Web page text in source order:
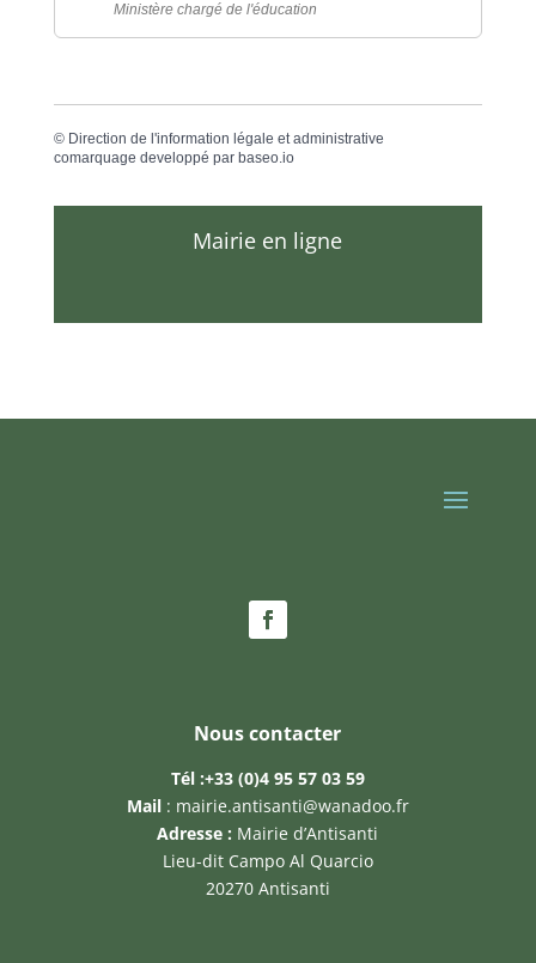
Ministère chargé de l'éducation
© Direction de l'information légale et administrative
comarquage developpé par baseo.io
Mairie en ligne
Nous contacter
Tél :+33 (0)4 95 57 03 59
Mail: mairie.antisanti@wanadoo.fr
Adresse : Mairie d’Antisanti
Lieu-dit Campo Al Quarcio
20270 Antisanti